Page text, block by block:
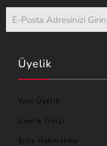
Üyelik
Yeni Üyelik
Üyelik Girişi
Şifre Hatırlatma